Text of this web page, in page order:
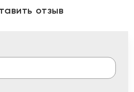
отзыв